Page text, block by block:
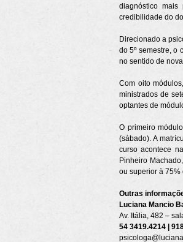
diagnóstico
credibilidade do
Direcionado a
do 5º semestre, o
no sentido de
Com oito
ministrados de
optantes de
O primeiro
(sábado). A
curso acontece
Pinheiro
ou superior à
Outras
Luciana Mancio
Av. Itália, 482 –
54 3419.4214 |